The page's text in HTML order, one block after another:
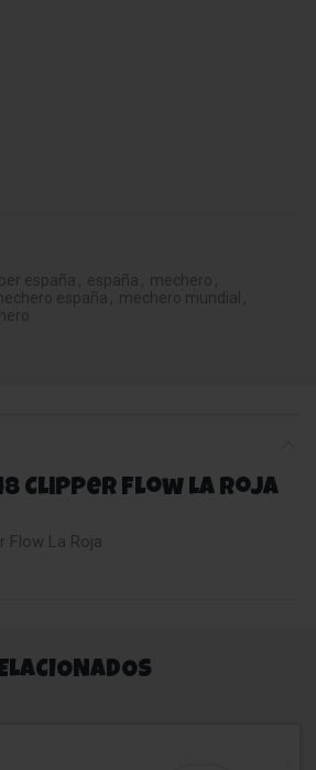
españa , españa , mechero ,
españa , mechero mundial ,
Clipper Flow La Roja
Flow La Roja